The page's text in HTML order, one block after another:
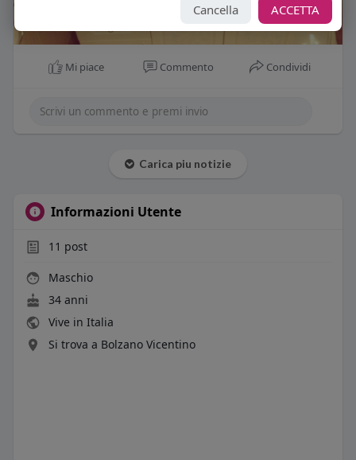
Mi piace Commento Condividi
Carica piu notizie
Informazioni Utente
11 post
Maschio
34 anni
Vive in Italia
Si trova a Bolzano Vicentino
Cancella ACCETTA